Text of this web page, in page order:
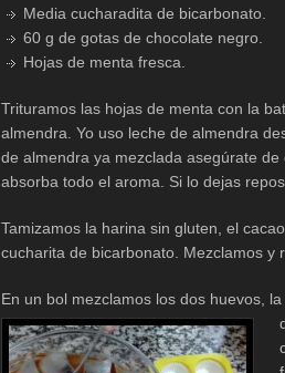
Media cucharadita de bicarbonato.
60 g de gotas de chocolate negro.
Hojas de menta fresca.
Trituramos las hojas de menta con la
almendra. Yo uso leche de almendra
de almendra ya mezclada asegúrate
absorba todo el aroma. Si lo dejas
Tamizamos la harina sin gluten, el
cucharita de bicarbonato. Mezclamos y
En un bol mezclamos los dos huevos,